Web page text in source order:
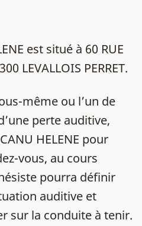
est situé à 60 RUE
LEVALLOIS PERRET.
même ou l’un de
perte auditive,
HELENE pour
vous, au cours
pourra définir
auditive et
sur la conduite à tenir.